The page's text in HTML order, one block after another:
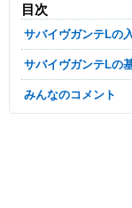
目次
サバイヴガンテLの
サバイヴガンテLの
みんなのコメント